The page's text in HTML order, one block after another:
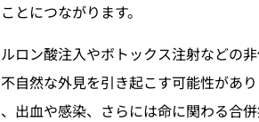
とにつながります。
ロン酸注入やボトックス注射などの
自然な外見を引き起こす可能性があ
出血や感染、さらには命に関わる合併